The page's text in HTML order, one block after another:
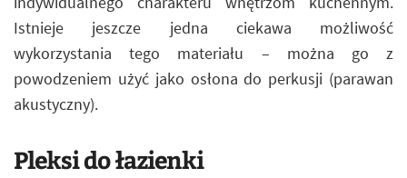
Istnieje jeszcze jedna ciekawa możliwość
wykorzystania tego materiału – można go z
powodzeniem użyć jako osłona do perkusji (parawan
akustyczny).
Pleksi do łazienki